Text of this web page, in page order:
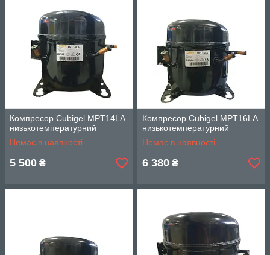
Компресор Cubigel MPT14LA
низькотемпературний
Немає в наявності
5 500 ₴
Компресор Cubigel MPT16LA
низькотемпературний
Немає в наявності
6 380 ₴